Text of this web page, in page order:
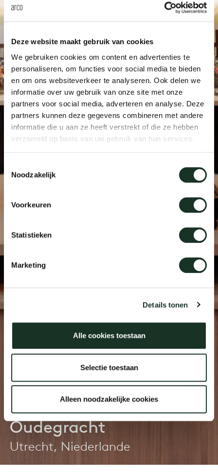
Deze website maakt gebruik van cookies
We gebruiken cookies om content en advertenties te
personaliseren, om functies voor social media te bieden
en om ons websiteverkeer te analyseren. Ook delen we
informatie over uw gebruik van onze site met onze
partners voor social media, adverteren en analyse. Deze
partners kunnen deze gegevens combineren met andere
informatie die u aan ze heeft verstrekt of die ze hebben
verzameld op basis van uw gebruik van hun services.
Noodzakelijk
Voorkeuren
Statistieken
Marketing
Details tonen
Alle cookies toestaan
Selectie toestaan
Alleen noodzakelijke cookies
dick
ineke
Conscious Hotels
Oudegracht
Utrecht, Niederlande